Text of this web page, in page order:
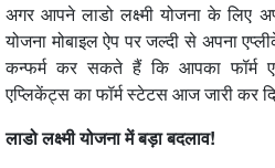
अगर आपने लाडो लक्ष्मी योजना के लिए
योजना मोबाइल ऐप पर जल्दी से अपना
कन्फर्म कर सकते हैं कि आपका फॉर्म
एप्लिकेंट्स का फॉर्म स्टेटस आज जारी कर
लाडो लक्ष्मी योजना में बड़ा बदलाव!